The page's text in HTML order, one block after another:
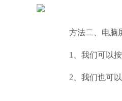
方法二、电脑屏
1、我们可以按
2、我们也可以